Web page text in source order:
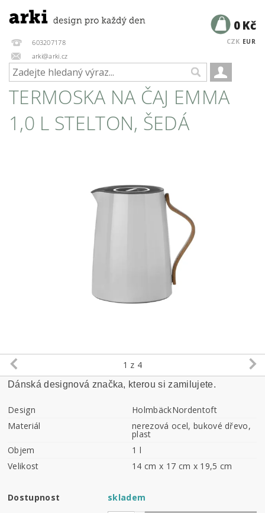
603207178
arki@arki.cz
CZK EUR
0 Kč
TERMOSKA NA ČAJ EMMA
1,0 L STELTON, ŠEDÁ
1 z 4
Dánská designová značka, kterou si zamilujete.
Design
HolmbäckNordentoft
Materiál
nerezová ocel, bukové dřevo,
plast
Objem
1 l
Velikost
14 cm x 17 cm x 19,5 cm
Dostupnost skladem